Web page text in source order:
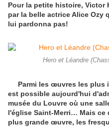
Pour la petite histoire, Victor
par la belle actrice Alice Ozy
lui pardonna pas!
Hero et Léandre
Parmi les œuvres les plus
est possible aujourd'hui
musée du Louvre où une
l'église Saint-Merri… Mais ce
plus grande œuvre, les